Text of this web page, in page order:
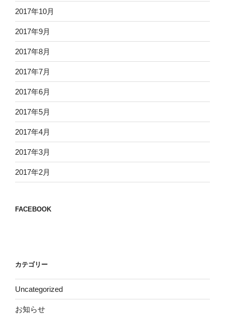
2017年10月
2017年9月
2017年8月
2017年7月
2017年6月
2017年5月
2017年4月
2017年3月
2017年2月
FACEBOOK
カテゴリー
Uncategorized
お知らせ